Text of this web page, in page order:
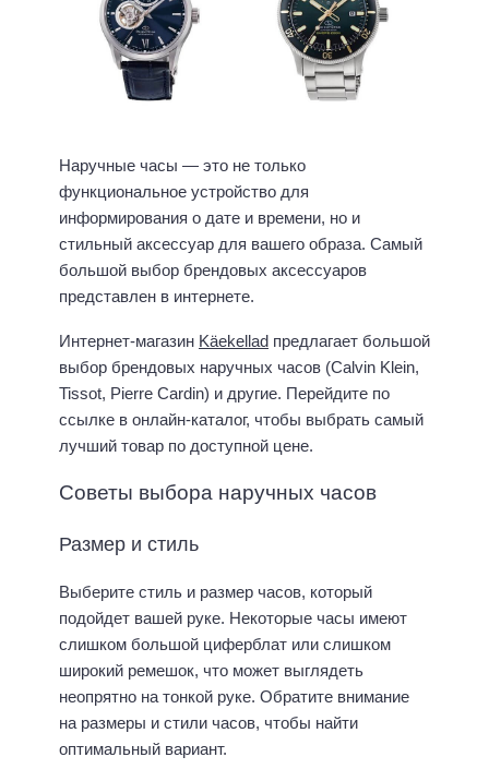
Наручные часы — это не только
функциональное устройство для
информирования о дате и времени, но и
стильный аксессуар для вашего образа. Самый
большой выбор брендовых аксессуаров
представлен в интернете.
Интернет-магазин Käekellad предлагает большой
выбор брендовых наручных часов (Calvin Klein,
Tissot, Pierre Cardin) и другие. Перейдите по
ссылке в онлайн-каталог, чтобы выбрать самый
лучший товар по доступной цене.
Советы выбора наручных часов
Размер и стиль
Выберите стиль и размер часов, который
подойдет вашей руке. Некоторые часы имеют
слишком большой циферблат или слишком
широкий ремешок, что может выглядеть
неопрятно на тонкой руке. Обратите внимание
на размеры и стили часов, чтобы найти
оптимальный вариант.